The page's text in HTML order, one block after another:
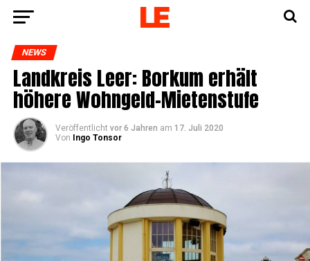
NEWS
Land­kreis Leer: Bor­kum erhält
höhe­re Wohngeld-Mietenstufe
Veröffentlicht vor 6 Jahren am 17. Juli 2020
Von
Ingo Tonsor